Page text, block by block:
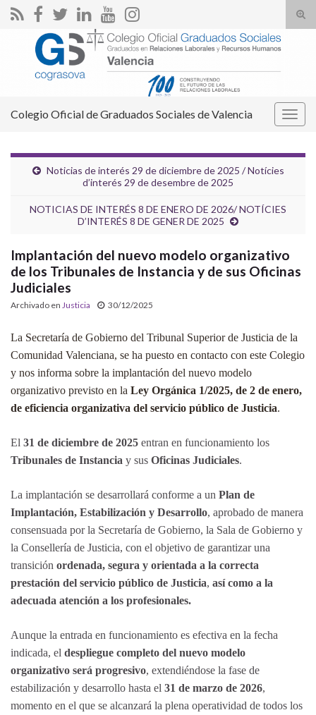
el
Search for:
Colegio Oficial de Graduados Sociales de Valencia
Noticias de interés 29 de diciembre de 2025 / Notícies
d’interés 29 de desembre de 2025
NOTICIAS DE INTERÉS 8 DE ENERO DE 2026/ NOTÍCIES
D’INTERÉS 8 DE GENER DE 2025
Implantación del nuevo modelo organizativo
de los Tribunales de Instancia y de sus Oficinas
Judiciales
Archivado en Justicia 30/12/2025
La Secretaría de Gobierno del Tribunal Superior de Justicia de la
Comunidad Valenciana, se ha puesto en contacto con este Colegio
y nos informa sobre la implantación del nuevo modelo
organizativo previsto en la Ley Orgánica 1/2025, de 2 de enero,
de eficiencia organizativa del servicio público de Justicia.
El 31 de diciembre de 2025 entran en funcionamiento los
Tribunales de Instancia y sus Oficinas Judiciales.
La implantación se desarrollará conforme a un Plan de
Implantación, Estabilización y Desarrollo, aprobado de manera
consensuada por la Secretaría de Gobierno, la Sala de Gobierno y
la Consellería de Justicia, con el objetivo de garantizar una
transición ordenada, segura y orientada a la correcta
prestación del servicio público de Justicia, así como a la
adecuada atención a los profesionales.
Aunque la entrada en funcionamiento es efectiva en la fecha
indicada, el despliegue completo del nuevo modelo
organizativo será progresivo, extendiéndose la fase de
estabilización y desarrollo hasta el 31 de marzo de 2026,
momento en el que se alcanzará la plena operatividad de todos los